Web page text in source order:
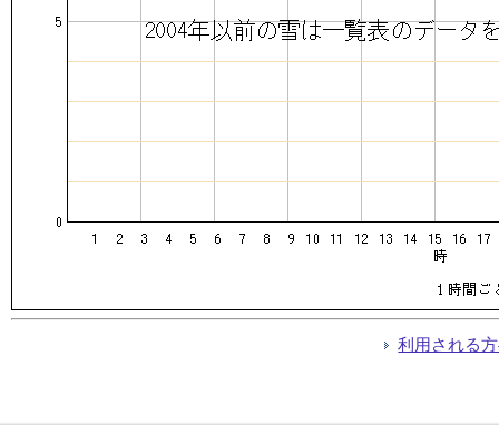
利用される